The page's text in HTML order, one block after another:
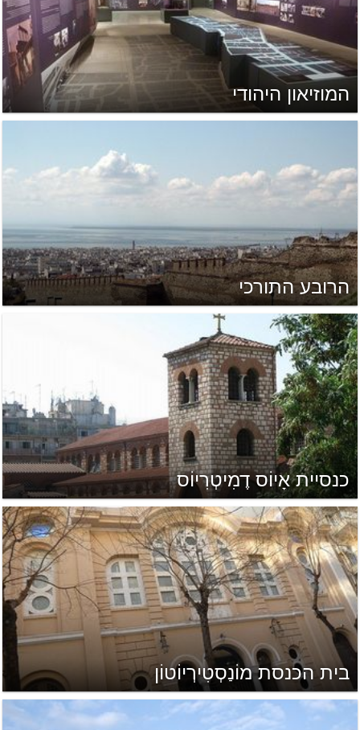
המוזיאון היהודי
הרובע התורכי
כנסיית אָיוֹס דֶמִיטְרִיוֹס
בית הכנסת מוֹנַסְטִירְיוֹטוֹן